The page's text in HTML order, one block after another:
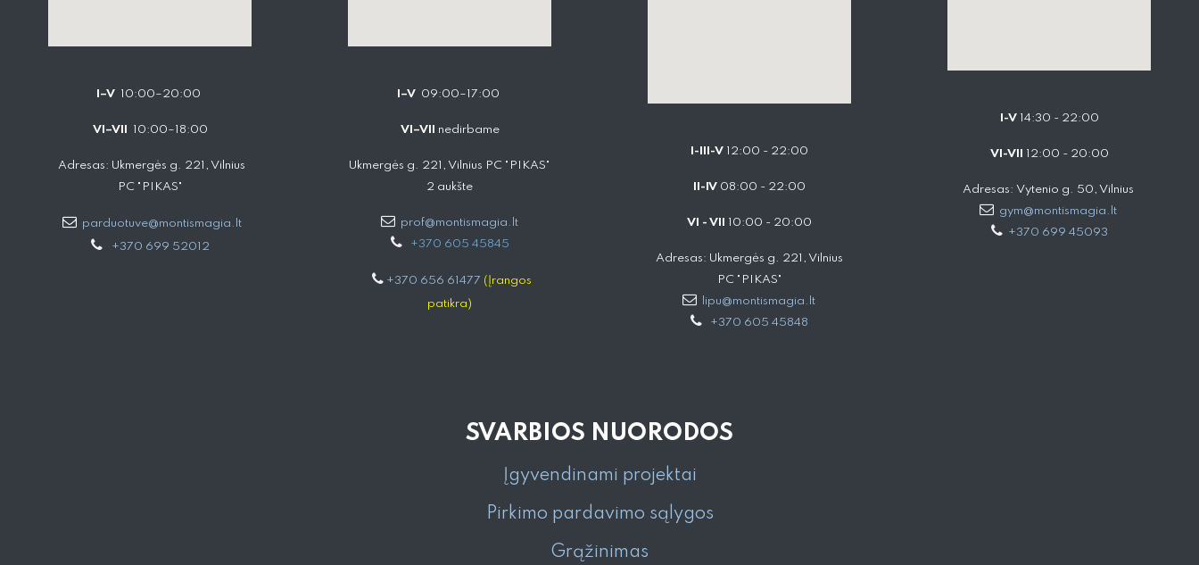
I–V 10:00–20:00
VI–VII 10:00–18:00
Adresas: Ukmergės g. 221, Vilnius
PC "PIKAS"
parduotuve@montismagia.lt
+370 699 52012
I–V 09:00–17:00
VI–VII nedirbame
Ukmergės g. 221, Vilnius PC "PIKAS"
2 aukšte
prof@montismagia.lt
+370 605 4584​5
+370 656 61477 (Įrangos
patikra)
I-III-V 12:00 - 22:00
II-IV 08:00 - 22:00
VI - VII 10:00 - 20:00
Adresas: Ukmergės g. 221, Vilnius
PC "PIKAS"
lipu@montismagia.lt
+370 605 45848
I-V14:30 - 22:00
VI-VII 12:00 - 20:00
Adresas: Vytenio g. 50, Vilnius
gym@montismagia.lt
+370 699 45093
SVARBIOS NUORODOS
Įgyvendinami projektai
Pirkimo pardavimo sąlygos
Grąžinimas